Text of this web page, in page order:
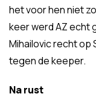
het voor hen niet
keer werd AZ echt
Mihailovic recht op
tegen de keeper.
Na rust